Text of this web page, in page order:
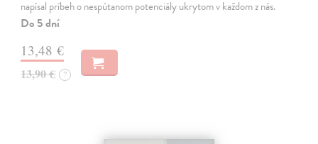
napísal príbeh o nespútanom potenciály ukrytom v každom z nás.
Do 5 dní
13,48 €
13,90 € ?